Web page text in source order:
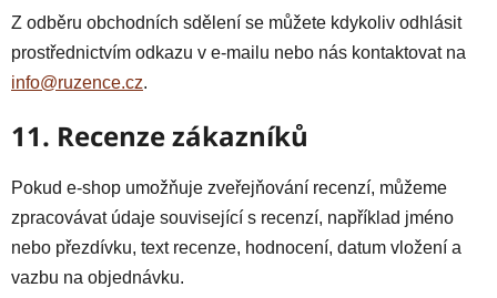
Z odběru obchodních sdělení se můžete kdykoliv odhlásit
prostřednictvím odkazu v e-mailu nebo nás kontaktovat na
info@ruzence.cz.
11. Recenze zákazníků
Pokud e-shop umožňuje zveřejňování recenzí, můžeme
zpracovávat údaje související s recenzí, například jméno
nebo přezdívku, text recenze, hodnocení, datum vložení a
vazbu na objednávku.